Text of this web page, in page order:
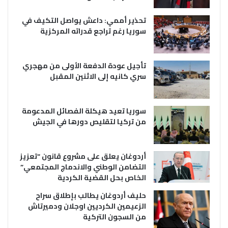
تحذير أممي: داعش يواصل التكيف في
سوريا رغم تراجع قدراته المركزية
تأجيل عودة الدفعة الأولى من مهجري
سري كانيه إلى الاثنين المقبل
سوريا تعيد هيكلة الفصائل المدعومة
من تركيا لتقليص دورها في الجيش
أردوغان يعلق على مشروع قانون “تعزيز
التضامن الوطني والاندماج المجتمعي”
الخاص بحل القضية الكردية
حليف أردوغان يطالب بإطلاق سراح
الزعيمين الكرديين اوجلان ودميرتاش
من السجون التركية